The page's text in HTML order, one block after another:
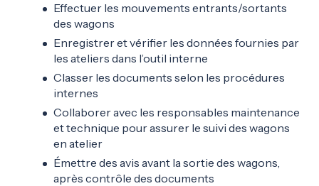
Effectuer les mouvements entrants/sortants
des wagons
Enregistrer et vérifier les données fournies par
les ateliers dans l’outil interne
Classer les documents selon les procédures
internes
Collaborer avec les responsables maintenance
et technique pour assurer le suivi des wagons
en atelier
Émettre des avis avant la sortie des wagons,
après contrôle des documents